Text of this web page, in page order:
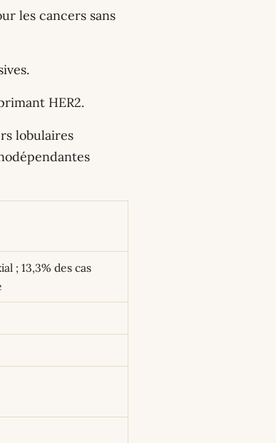
les cancers sans
HER2.
lobulaires
; 13,3% des cas